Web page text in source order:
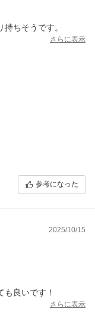
ちそうです。
さらに表示
参考になった
2025/10/15
良いです！
さらに表示